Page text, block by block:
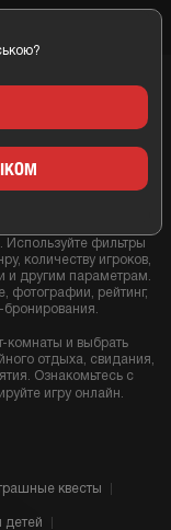
ДЛЯ
Используйте фильтры
количеству игроков,
и другим параметрам.
фотографии, рейтинг,
комнаты и выбрать
отдыха, свидания,
Ознакомьтесь с
игру онлайн.
квесты
детей